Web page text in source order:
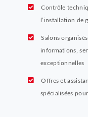
Contrôle
l’installation de
Salons
informations,
exceptionnelles
Offres et
spécialisées